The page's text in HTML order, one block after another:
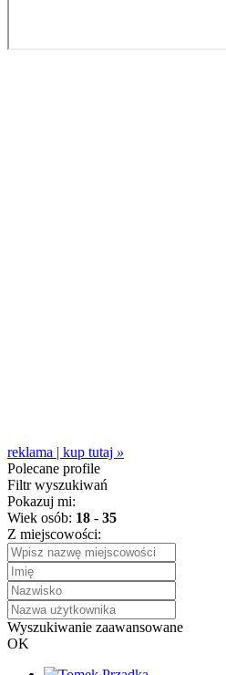
reklama | kup tutaj »
Polecane profile
Filtr wyszukiwań
Pokazuj mi:
Wiek osób: 18 - 35
Z miejscowości:
Wyszukiwanie zaawansowane
OK